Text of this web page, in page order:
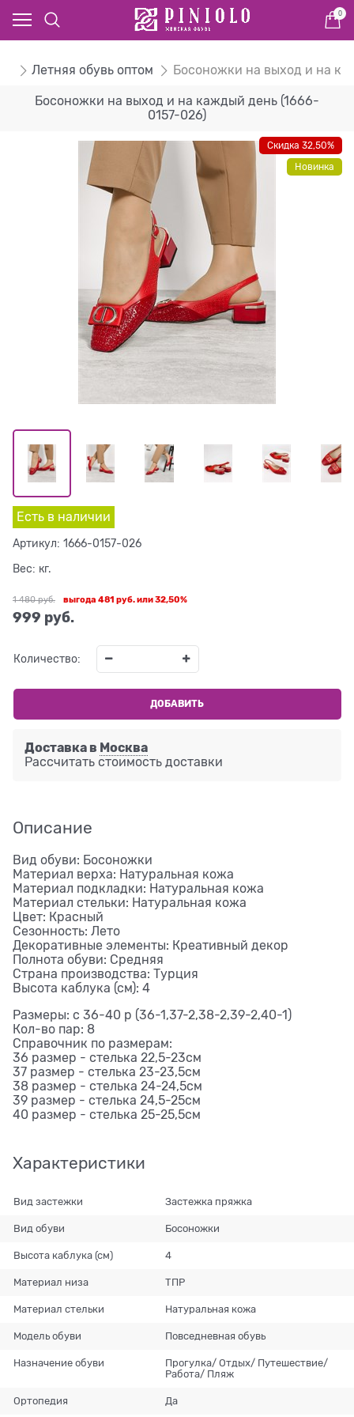
0
Летняя обувь оптом Босоножки на выход и на
Босоножки на выход и на каждый день (1666-
0157-026)
Скидка 32,50%
Новинка
Есть в наличии
Артикул: 1666-0157-026
Вес: кг.
1 480 руб.
999 руб.
выгода 481 руб.или32,50%
Количество:
ДОБАВИТЬ
Доставка в Москва
Рассчитать стоимость доставки
Описание
Вид обуви: Босоножки
Материал верха: Натуральная кожа
Материал подкладки: Натуральная кожа
Материал стельки: Натуральная кожа
Цвет: Красный
Сезонность: Лето
Декоративные элементы: Креативный декор
Полнота обуви: Средняя
Страна производства: Турция
Высота каблука (см): 4
Размеры: с 36-40 р (36-1,37-2,38-2,39-2,40-1)
Кол-во пар: 8
Справочник по размерам:
36 размер - стелька 22,5-23см
37 размер - стелька 23-23,5см
38 размер - стелька 24-24,5см
39 размер - стелька 24,5-25см
40 размер - стелька 25-25,5см
Характеристики
Вид застежки Застежка пряжка
Вид обуви Босоножки
Высота каблука (см) 4
Материал низа ТПР
Материал стельки Натуральная кожа
Модель обуви Повседневная обувь
Назначение обуви
Прогулка/ Отдых/ Путешествие/
Работа/ Пляж
Ортопедия Да